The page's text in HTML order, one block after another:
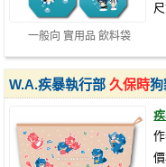
一般向 實用品 飲料袋
W.A.疾暴執行部久保時